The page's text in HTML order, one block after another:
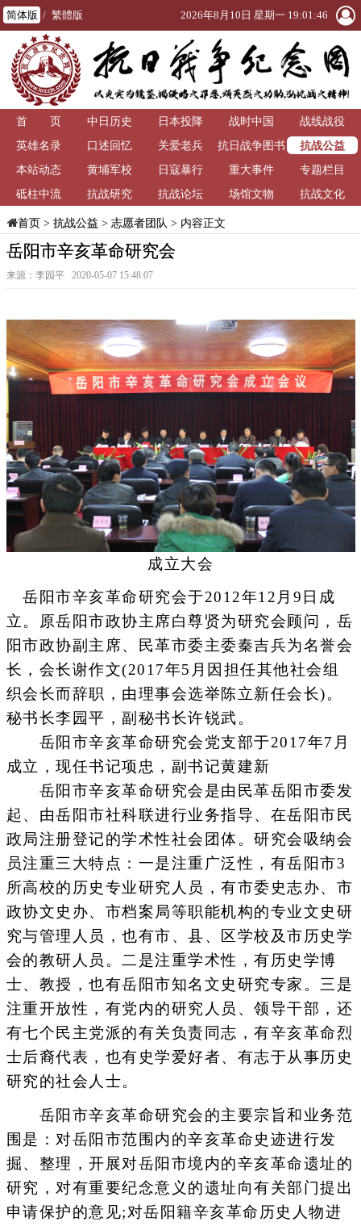
简体版 / 繁體版 2026年8月10日 星期一 19:01:48
首 页 中日历史 日本投降 战时中国
战线战役
英雄名录
口述回忆 关爱老兵
抗日战争图书
馆
抗战公益
本站动态
黄埔军校 日寇暴行 重大事件
专题栏目
砥柱中流
抗战研究 抗战论坛 场馆文物 抗战文化
首页> 抗战公益 > 志愿者团队 > 内容正文
岳阳市辛亥革命研究会
来源：李园平 2020-05-07 15:48:07
成立大会
岳阳市辛亥革命研究会于2012年12月9日成
立。原岳阳市政协主席白尊贤为研究会顾问，岳
阳市政协副主席、民革市委主委秦吉兵为名誉会
长，会长谢作文(2017年5月因担任其他社会组
织会长而辞职，由理事会选举陈立新任会长)。
秘书长李园平，副秘书长许锐武。
岳阳市辛亥革命研究会党支部于2017年7月
成立，现任书记项忠，副书记黄建新
岳阳市辛亥革命研究会是由民革岳阳市委发
起、由岳阳市社科联进行业务指导、在岳阳市民
政局注册登记的学术性社会团体。研究会吸纳会
员注重三大特点：一是注重广泛性，有岳阳市3
所高校的历史专业研究人员，有市委史志办、市
政协文史办、市档案局等职能机构的专业文史研
究与管理人员，也有市、县、区学校及市历史学
会的教研人员。二是注重学术性，有历史学博
士、教授，也有岳阳市知名文史研究专家。三是
注重开放性，有党内的研究人员、领导干部，还
有七个民主党派的有关负责同志，有辛亥革命烈
士后裔代表，也有史学爱好者、有志于从事历史
研究的社会人士。
岳阳市辛亥革命研究会的主要宗旨和业务范
围是：对岳阳市范围内的辛亥革命史迹进行发
掘、整理，开展对岳阳市境内的辛亥革命遗址的
研究，对有重要纪念意义的遗址向有关部门提出
申请保护的意见;对岳阳籍辛亥革命历史人物进